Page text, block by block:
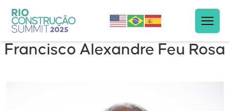
Francisco Alexandre Feu Rosa